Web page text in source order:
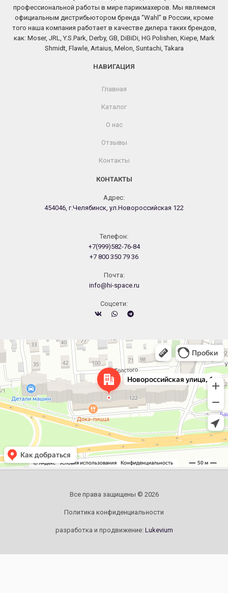
профессиональной работы в мире парикмахеров. Мы являемся
официальным дистрибьютором бренда “Wahl” в России, кроме
того наша компания работает в качестве дилера таких брендов,
как: Moser, JRL, Y.S.Park, Derby, GB, DiBiDi, HG Polishen, Kiepe, Mark
Shmidt, Flawle, Artaius, Melon, Suntachi, Takara
НАВИГАЦИЯ
Главная
Каталог
О нас
Отзывы
Контакты
КОНТАКТЫ
Адрес:
454046, г.Челябинск, ул.Новороссийская 122
Телефон:
+7(999)582-76-84
+7 800 350 79 36
Почта:
info@hi-space.ru
Cоцсети:
Челябинск
Новороссийская улица, 122 — Яндекс.Карты
Все права защищены © 2026
Политика конфиденциальности
разработка и продвижение: Lukevium